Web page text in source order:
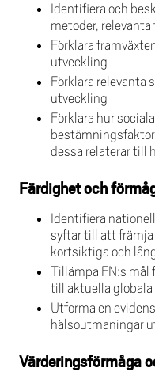
Identifiera och
metoder, relevanta
Förklara
utveckling
Förklara relevanta
utveckling
Förklara hur
dessa relaterar till
Färdighet och
Identifiera
syftar till att främja
kortsiktiga och
Tillämpa FN:s mål
till aktuella
Utforma en
hälsoutmaningar
Värderingsförmåga